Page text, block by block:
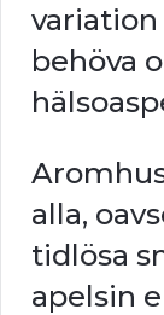
behöva
alla,
tidlösa
apelsin